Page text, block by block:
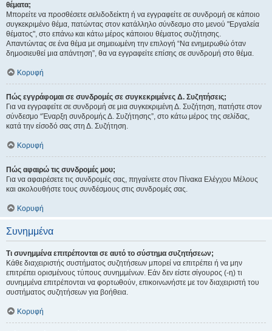
θέματα;
Μπορείτε να προσθέσετε σελιδοδείκτη ή να εγγραφείτε σε συνδρομή σε κάποιο
συγκεκριμένο θέμα, πατώντας στον κατάλληλο σύνδεσμο στο μενού "Εργαλεία
θέματος", στο επάνω και κάτω μέρος κάποιου θέματος συζήτησης.
Απαντώντας σε ένα θέμα με σημειωμένη την επιλογή “Να ενημερωθώ όταν
δημοσιευθεί μια απάντηση”, θα να εγγραφείτε επίσης σε συνδρομή στο θέμα.
Κορυφή
Πώς εγγράφομαι σε συνδρομές σε συγκεκριμένες Δ. Συζητήσεις;
Για να εγγραφείτε σε συνδρομή σε μια συγκεκριμένη Δ. Συζήτηση, πατήστε στον
σύνδεσμο “Έναρξη συνδρομής Δ. Συζήτησης”, στο κάτω μέρος της σελίδας,
κατά την είσοδό σας στη Δ. Συζήτηση.
Κορυφή
Πώς αφαιρώ τις συνδρομές μου;
Για να αφαιρέσετε τις συνδρομές σας, πηγαίνετε στον Πίνακα Ελέγχου Μέλους
και ακολουθήστε τους συνδέσμους στις συνδρομές σας.
Κορυφή
Συνημμένα
Τι συνημμένα επιτρέπονται σε αυτό το σύστημα συζητήσεων;
Κάθε διαχειριστής συστήματος συζητήσεων μπορεί να επιτρέπει ή να μην
επιτρέπει ορισμένους τύπους συνημμένων. Εάν δεν είστε σίγουρος (-η) τι
συνημμένα επιτρέπονται να φορτωθούν, επικοινωνήστε με τον διαχειριστή του
συστήματος συζητήσεων για βοήθεια.
Κορυφή